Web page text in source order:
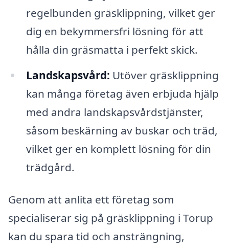
regelbunden gräsklippning, vilket ger
dig en bekymmersfri lösning för att
hålla din gräsmatta i perfekt skick.
Landskapsvård: Utöver gräsklippning
kan många företag även erbjuda hjälp
med andra landskapsvårdstjänster,
såsom beskärning av buskar och träd,
vilket ger en komplett lösning för din
trädgård.
Genom att anlita ett företag som
specialiserar sig på gräsklippning i Torup
kan du spara tid och ansträngning,